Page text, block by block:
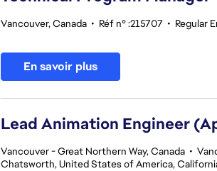
Vancouver, Canada • Réf n° :215707 • Regular
En savoir plus
Lead Animation Engineer
Vancouver - Great Northern Way, Canada •
Chatsworth, United States of America,